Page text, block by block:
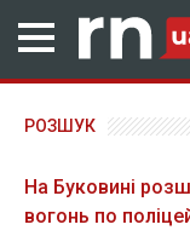
РОЗШУК
На Буковині
вогонь по